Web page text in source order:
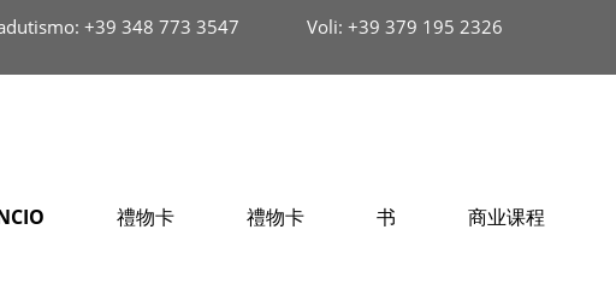
+39 348 773 3547 Voli: +39 379 195 2326
禮物卡 禮物卡 书 商业课程